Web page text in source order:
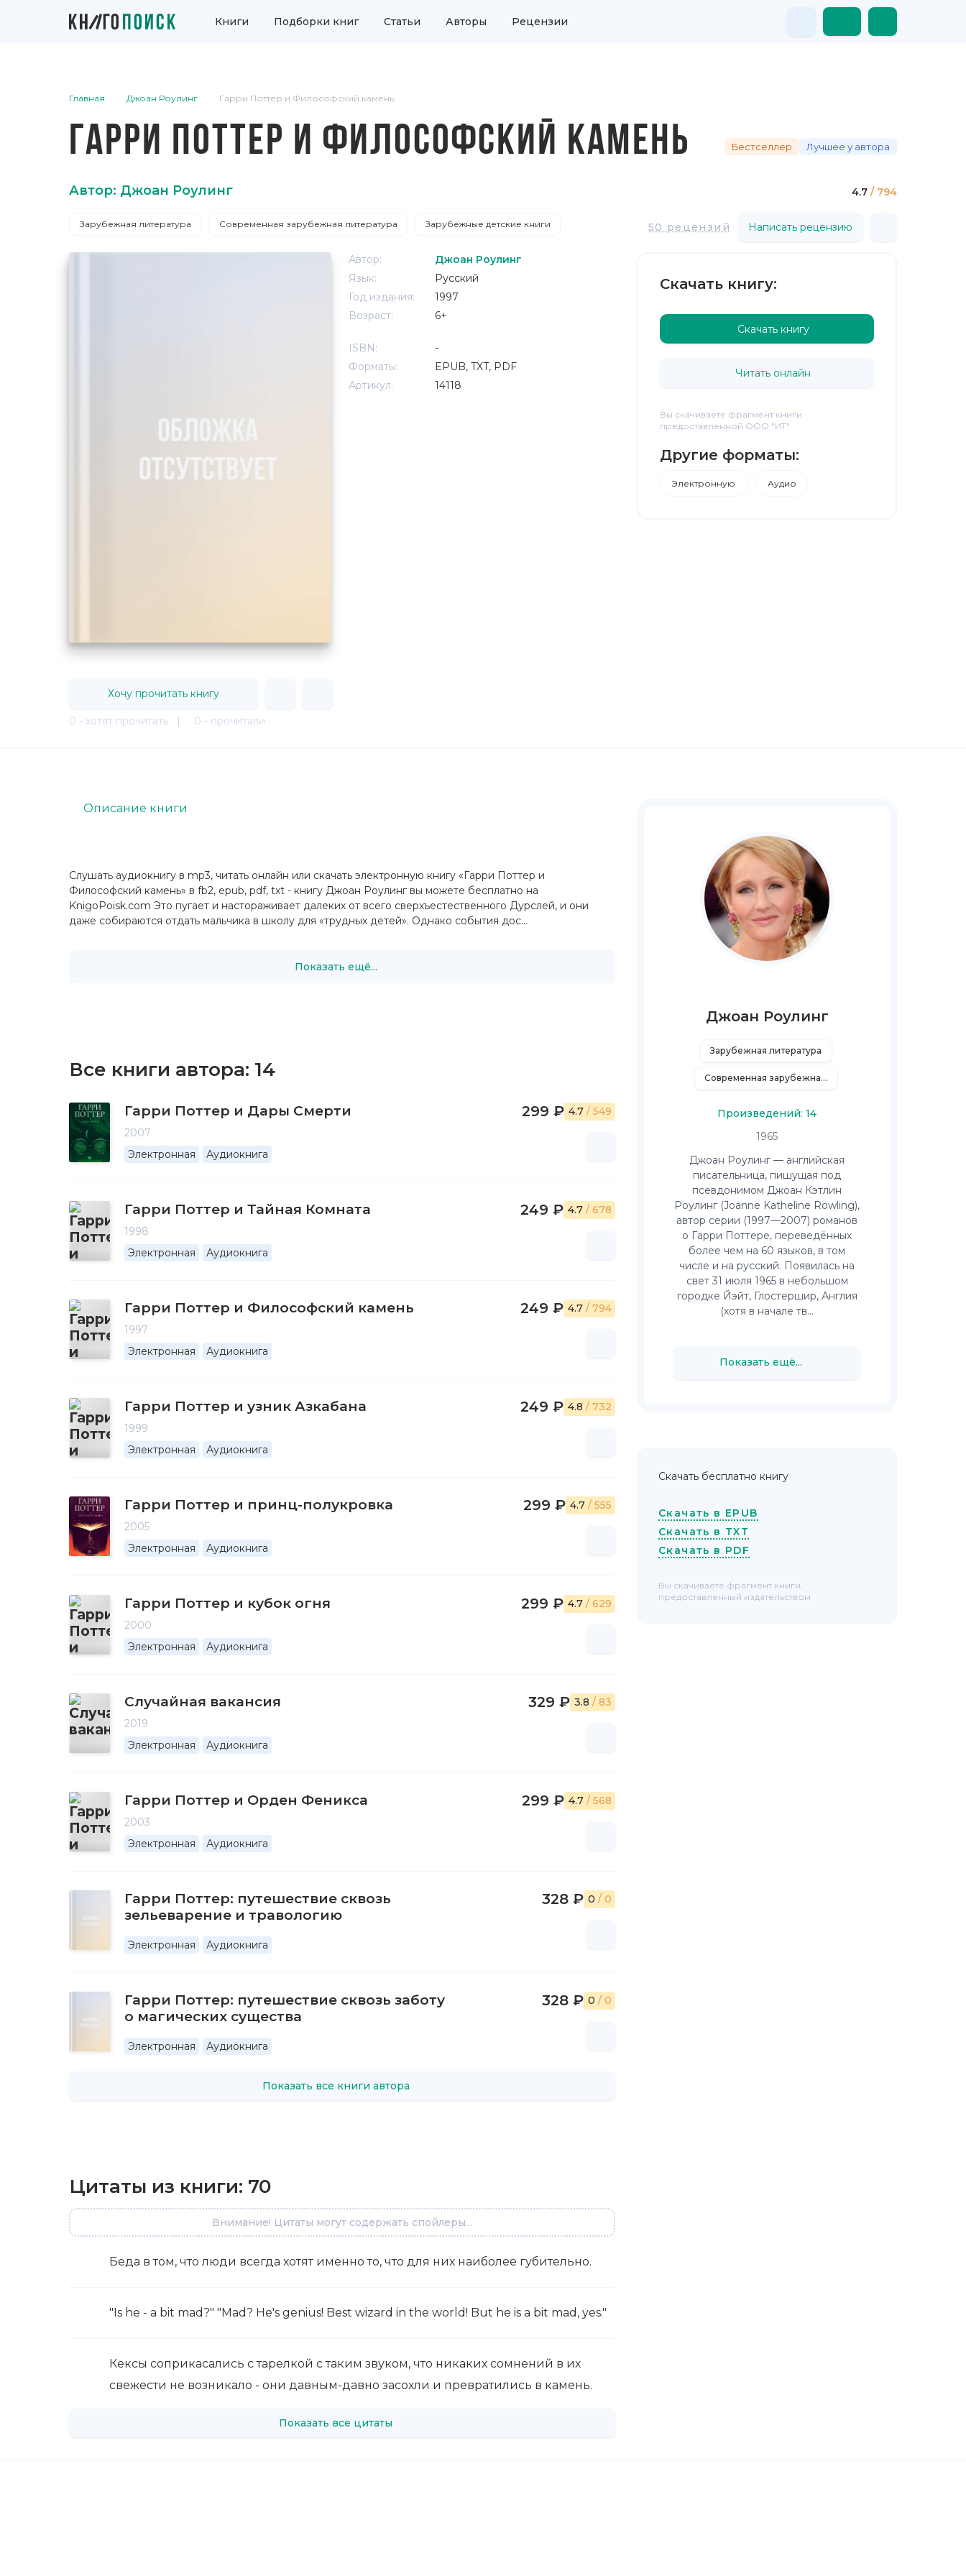
Книги Подборки книг Статьи Авторы Рецензии
Главная Джоан Роулинг Гарри Поттер и Философский камень
ГАРРИ ПОТТЕР И ФИЛОСОФСКИЙ КАМЕНЬ Бестселлер Лучшее у автора
Автор: Джоан Роулинг 4.7 / 794
Зарубежная литература Современная зарубежная литература Зарубежные детские книги 50 рецензий Написать рецензию
Автор:
Джоан Роулинг
Язык:
Русский
Год издания:
1997
Возраст:
6+
ISBN:
-
Форматы:
EPUB, TXT, PDF
Артикул:
14118
Скачать книгу:
Скачать книгу
Читать онлайн
Вы скачиваете фрагмент книги
предоставленной ООО "ИТ"
Другие форматы:
Электронную Аудио
Хочу прочитать книгу
0 - хотят прочитать | 0 - прочитали
Слушать аудиокнигу в mp3, читать онлайн или скачать электронную книгу «Гарри Поттер и
Философский камень» в fb2, epub, pdf, txt - книгу Джоан Роулинг вы можете бесплатно на
KnigoPoisk.com Это пугает и настораживает далеких от всего сверхъестественного Дурслей, и они
даже собираются отдать мальчика в школу для «трудных детей». Однако события дос...
Показать ещё...
Описание книги
Все книги автора: 14
Гарри Поттер и Дары Смерти
2007
Электронная
Аудиокнига
299 ₽ 4.7 / 549
Гарри Поттер и Тайная Комната
1998
Электронная
Аудиокнига
249 ₽ 4.7 / 678
Гарри Поттер и Философский камень
1997
Электронная
Аудиокнига
249 ₽ 4.7 / 794
Гарри Поттер и узник Азкабана
1999
Электронная
Аудиокнига
249 ₽ 4.8 / 732
Гарри Поттер и принц-полукровка
2005
Электронная
Аудиокнига
299 ₽ 4.7 / 555
Гарри Поттер и кубок огня
2000
Электронная
Аудиокнига
299 ₽ 4.7 / 629
Случайная вакансия
2019
Электронная
Аудиокнига
329 ₽ 3.8 / 83
Гарри Поттер и Орден Феникса
2003
Электронная
Аудиокнига
299 ₽ 4.7 / 568
Гарри Поттер: путешествие сквозь
зельеварение и травологию
Электронная Аудиокнига
328 ₽ 0 / 0
Гарри Поттер: путешествие сквозь заботу
о магических существа
Электронная Аудиокнига
328 ₽ 0 / 0
Показать все книги автора
Цитаты из книги: 70
Внимание! Цитаты могут содержать спойлеры...
Беда в том, что люди всегда хотят именно то, что для них наиболее губительно.
"Is he - a bit mad?" "Mad? He's genius! Best wizard in the world! But he is a bit mad, yes."
Кексы соприкасались с тарелкой с таким звуком, что никаких сомнений в их
свежести не возникало - они давным-давно засохли и превратились в камень.
Показать все цитаты
Джоан Роулинг
Зарубежная литература
Современная зарубежная литература
Произведений: 14
1965
Джоан Роулинг — английская
писательница, пишущая под
псевдонимом Джоан Кэтлин
Роулинг (Joanne Katheline Rowling),
автор серии (1997—2007) романов
о Гарри Поттере, переведённых
более чем на 60 языков, в том
числе и на русский. Появилась на
свет 31 июля 1965 в небольшом
городке Йэйт, Глостершир, Англия
(хотя в начале тв...
Показать ещё...
Скачать бесплатно книгу
Скачать в EPUB
Скачать в TXT
Скачать в PDF
Вы скачиваете фрагмент книги,
предоставленный издательством